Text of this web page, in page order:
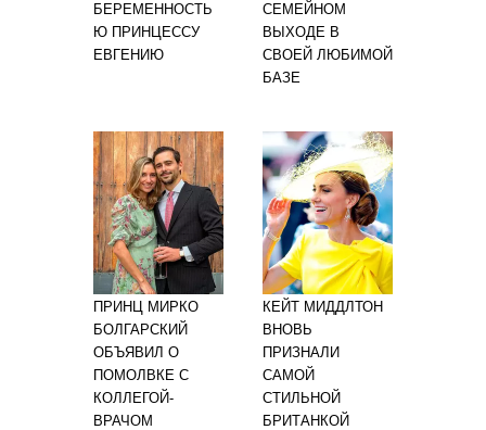
БЕРЕМЕННОСТЬ
Ю ПРИНЦЕССУ
ЕВГЕНИЮ
СЕМЕЙНОМ
ВЫХОДЕ В
СВОЕЙ ЛЮБИМОЙ
БАЗЕ
ПРИНЦ МИРКО
БОЛГАРСКИЙ
ОБЪЯВИЛ О
ПОМОЛВКЕ С
КОЛЛЕГОЙ-
ВРАЧОМ
КЕЙТ МИДДЛТОН
ВНОВЬ
ПРИЗНАЛИ
САМОЙ
СТИЛЬНОЙ
БРИТАНКОЙ